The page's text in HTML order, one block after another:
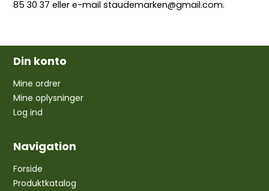
85 30 37 eller e-mailstaudemarken@gmail.com.
Din konto
Mine ordrer
Mine oplysninger
Log ind
Navigation
Forside
Produktkatalog